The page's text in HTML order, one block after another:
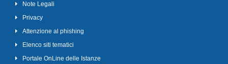
Note Legali
Privacy
Attenzione al phishing
Elenco siti tematici
Portale OnLine delle Istanze